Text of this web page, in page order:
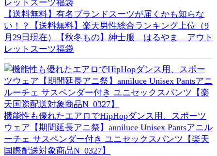
【送料無料】有名ブランドスーツが届くかも知らな
い！？【送料無料】楽天男性総合ランキング上位（9
月29日現在）【秋冬もの】紳士服 はるやま アウト
レットスーツ福袋
機能性も優れたエアロでHipHopダンス用、スポーツ
ウェア【期間延長アニ祭】anniluce Unisex Pantsアニル
ーチェ サスペンダー付き ユニセックスパンツ【楽天
国際配送対象商品N_0327】